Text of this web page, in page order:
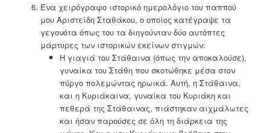
Ένα χειρόγραφο ιστορικό ημερολόγιο του παππού
μου Αριστείδη Σταθάκου, ο οποίος κατέγραψε τα
γεγονότα όπως του τα διηγούνταν δύο αυτόπτες
μάρτυρες των ιστορικών εκείνων στιγμών:
Η γιαγιά του Στάθαινα (όπως την αποκαλούσε),
γυναίκα του Στάθη που σκοτώθηκε μέσα στον
πύργο πολεμώντας ηρωικά. Αυτή, η Στάθαινα,
και η Κυριάκαινα, γυναίκα του Κυριάκη και
πεθερά της Στάθαινας, πιάστηκαν αιχμάλωτες
και ήσαν παρούσες σε όλη τη διάρκεια της